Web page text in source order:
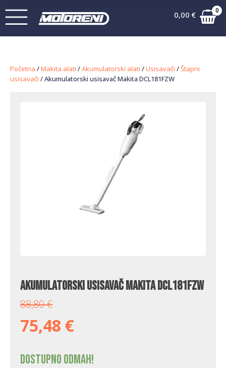
0,00 € 0
Početna /Makita alati /Akumulatorski alati /Usisavači /Štapni
usisavači / Akumulatorski usisavač Makita DCL181FZW
Akumulatorski usisavač Makita DCL181FZW
88,80€
75,48 €
Dostupno odmah!